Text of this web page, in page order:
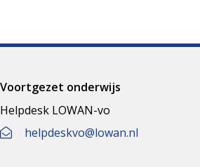
Voortgezet onderwijs
Helpdesk LOWAN-vo
helpdeskvo@lowan.nl